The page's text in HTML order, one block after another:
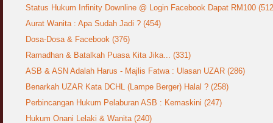
06 August 2007
Koleksi Ceramah & Displin Menadah Ilmu
20 August 2008
Differences Between Islamic Banks &
Conventional
22 February 2007
Status Hukum Infinity Downline @ Login Facebook Dapat RM100
Aurat Wanita : Apa Sudah Jadi ? (454)
Dosa-Dosa & Facebook (376)
Ramadhan & Batalkah Puasa Kita Jika... (331)
ASB & ASN Adalah Harus - Majlis Fatwa : Ulasan UZAR (286)
Benarkah UZAR Kata DCHL (Lampe Berger) Halal ? (258)
Perbincangan Hukum Pelaburan ASB : Kemaskini (247)
Hukum Onani Lelaki & Wanita (240)